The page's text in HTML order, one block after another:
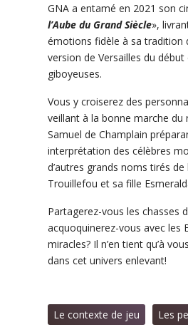
GNA a entamé en 2021 son
l’Aube du Grand Siècle»,
émotions fidèle à sa tradition
version de Versailles du
giboyeuses.
Vous y croiserez des
veillant à la bonne marche du
Samuel de Champlain
interprétation des célèbres
d’autres grands noms tirés
Trouillefou et sa fille
Partagerez-vous les chasses
acquoquinerez-vous avec les
miracles?Il n’en tient qu’à vous
dans cet univers enlevant!
Le contexte de jeu Les